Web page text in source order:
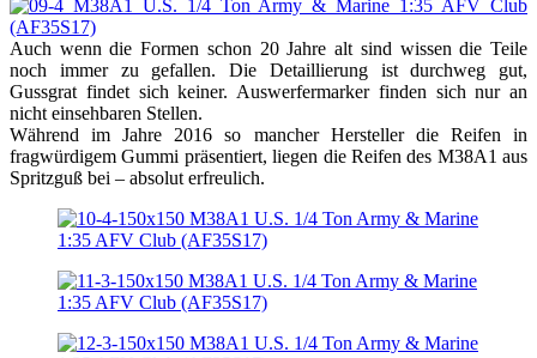
Auch wenn die Formen schon 20 Jahre alt sind wissen die Teile
noch immer zu gefallen. Die Detaillierung ist durchweg gut,
Gussgrat findet sich keiner. Auswerfermarker finden sich nur an
nicht einsehbaren Stellen.
Während im Jahre 2016 so mancher Hersteller die Reifen in
fragwürdigem Gummi präsentiert, liegen die Reifen des M38A1 aus
Spritzguß bei – absolut erfreulich.